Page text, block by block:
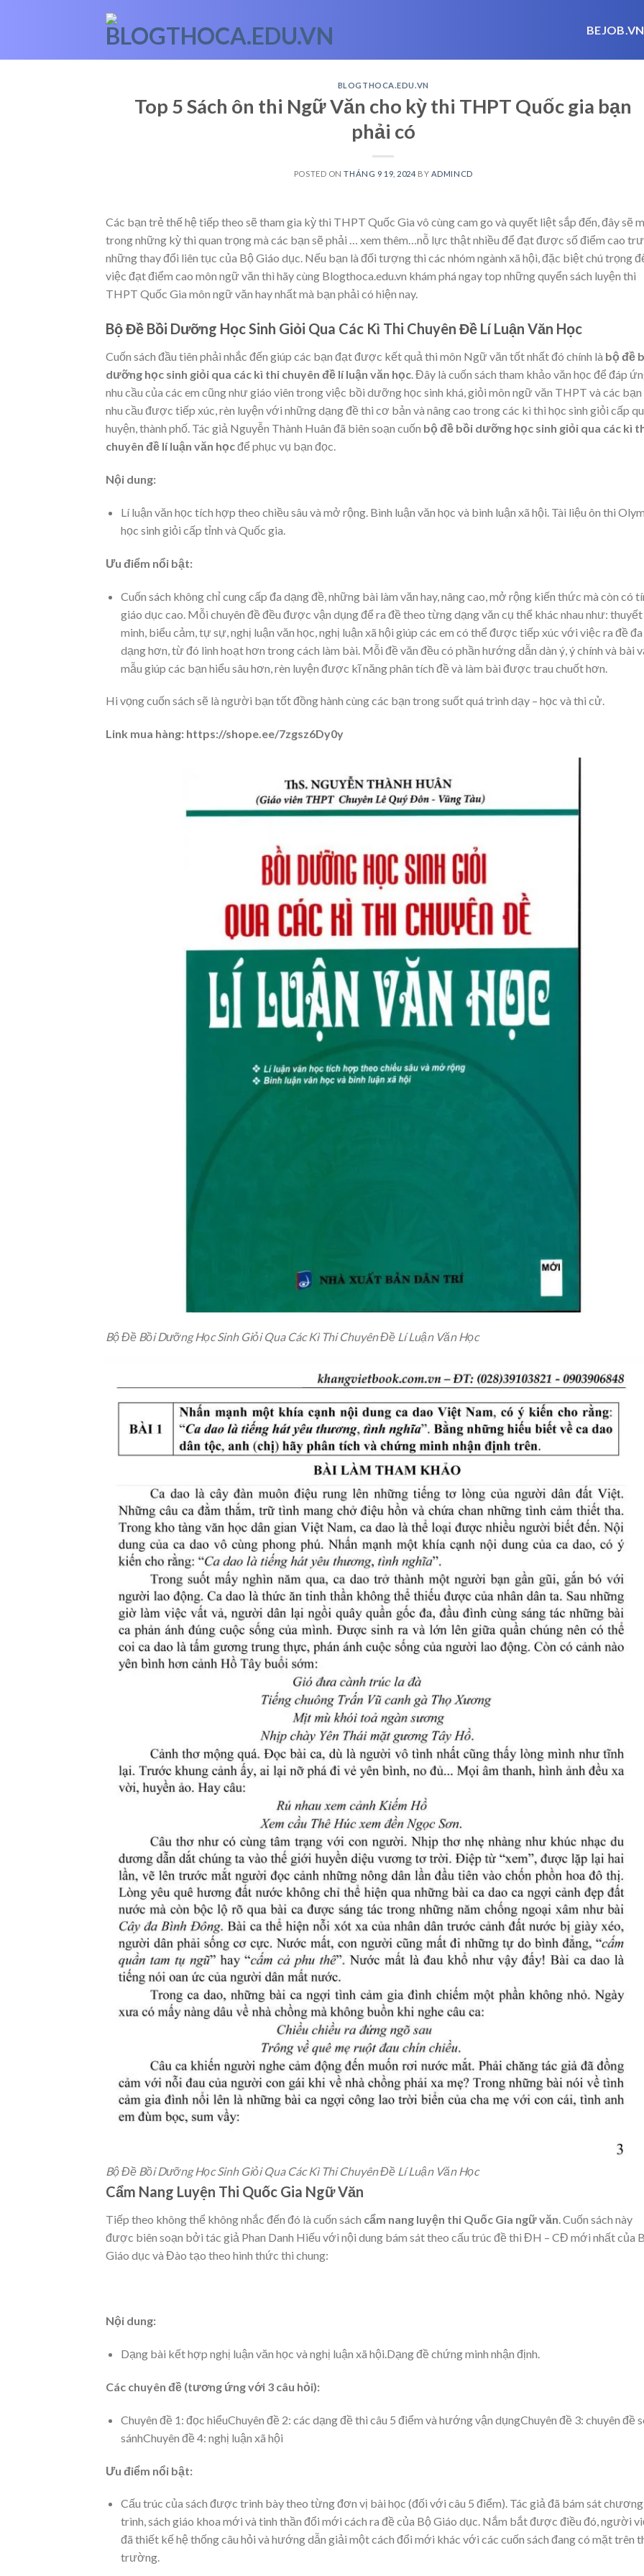
BEJOB.VN
BLOGTHOCA.EDU.VN
Top 5 Sách ôn thi Ngữ Văn cho kỳ thi THPT Quốc gia bạn
phải có
POSTED ONTHÁNG 9 19, 2024 BY ADMINCD
Các bạn trẻ thế hệ tiếp theo sẽ tham gia kỳ thi THPT Quốc Gia vô cùng cam go và quyết liệt sắp đến, đây sẽ
trong những kỳ thi quan trọng mà các bạn sẽ phải
… xem thêm… nỗ lực thật nhiều để đạt được số điểm cao
những thay đổi liên tục của Bộ Giáo dục. Nếu bạn là đối tượng thi các nhóm ngành xã hội, đặc biệt chú trọng
việc đạt điểm cao môn ngữ văn thì hãy cùng Blogthoca.edu.vn khám phá ngay top những quyển sách luyện thi
THPT Quốc Gia môn ngữ văn hay nhất mà bạn phải có hiện nay.
Bộ Đề Bồi Dưỡng Học Sinh Giỏi Qua Các Kì Thi Chuyên Đề Lí Luận Văn Học
Cuốn sách đầu tiên phải nhắc đến giúp các bạn đạt được kết quả thi môn Ngữ văn tốt nhất đó chính là bộ đề
dưỡng học sinh giỏi qua các kì thi chuyên đề lí luận văn học. Đây là cuốn sách tham khảo văn học để đáp
nhu cầu của các em cũng như giáo viên trong việc bồi dưỡng học sinh khá, giỏi môn ngữ văn THPT và các bạn
nhu cầu được tiếp xúc, rèn luyện với những dạng đề thi cơ bản và nâng cao trong các kì thi học sinh giỏi cấp
huyện, thành phố. Tác giả Nguyễn Thành Huân đã biên soạn cuốn bộ đề bồi dưỡng học sinh giỏi qua các kì
chuyên đề lí luận văn họcđể phục vụ bạn đọc.
Nội dung:
Lí luận văn học tích hợp theo chiều sâu và mở rộng. Bình luận văn học và bình luận xã hội. Tài liệu ôn thi
học sinh giỏi cấp tỉnh và Quốc gia.
Ưu điểm nổi bật:
Cuốn sách không chỉ cung cấp đa dạng đề, những bài làm văn hay, nâng cao, mở rộng kiến thức mà còn có
giáo dục cao. Mỗi chuyên đề đều được vận dụng để ra đề theo từng dạng văn cụ thể khác nhau như: thuyết
minh, biểu cảm, tự sự, nghị luận văn học, nghị luận xã hội giúp các em có thể được tiếp xúc với việc ra đề đa
dạng hơn, từ đó linh hoạt hơn trong cách làm bài. Mỗi đề văn đều có phần hướng dẫn dàn ý, ý chính và bài
mẫu giúp các bạn hiểu sâu hơn, rèn luyện được kĩ năng phân tích đề và làm bài được trau chuốt hơn.
Hi vọng cuốn sách sẽ là người bạn tốt đồng hành cùng các bạn trong suốt quá trình dạy – học và thi cử.
Link mua hàng: https://shope.ee/7zgsz6Dy0y
Bộ Đề Bồi Dưỡng Học Sinh Giỏi Qua Các Kì Thi Chuyên Đề Lí Luận Văn Học
Bộ Đề Bồi Dưỡng Học Sinh Giỏi Qua Các Kì Thi Chuyên Đề Lí Luận Văn Học
Cẩm Nang Luyện Thi Quốc Gia Ngữ Văn
Tiếp theo không thể không nhắc đến đó là cuốn sách cẩm nang luyện thi Quốc Gia ngữ văn. Cuốn sách này
được biên soạn bởi tác giả Phan Danh Hiếu với nội dung bám sát theo cấu trúc đề thi ĐH – CĐ mới nhất của
Giáo dục và Đào tạo theo hình thức thi chung:
Nội dung:
Dạng bài kết hợp nghị luận văn học và nghị luận xã hội.Dạng đề chứng minh nhận định.
Các chuyên đề (tương ứng với 3 câu hỏi):
Chuyên đề 1: đọc hiểuChuyên đề 2: các dạng đề thi câu 5 điểm và hướng vận dụngChuyên đề 3: chuyên đề
sánhChuyên đề 4: nghị luận xã hội
Ưu điểm nổi bật:
Cấu trúc của sách được trình bày theo từng đơn vị bài học (đối với câu 5 điểm). Tác giả đã bám sát chương
trình, sách giáo khoa mới và tinh thần đổi mới cách ra đề của Bộ Giáo dục. Nắm bắt được điều đó, người
đã thiết kế hệ thống câu hỏi và hướng dẫn giải một cách đổi mới khác với các cuốn sách đang có mặt trên
trường.